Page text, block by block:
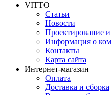
VITTO
Статьи
Новости
Проектирование
Информация о
Контакты
Карта сайта
Интернет-магазин
Оплата
Доставка и сборка